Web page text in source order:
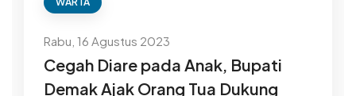
Rabu, 16 Agustus 2023
Cegah Diare pada Anak, Bupati
Demak Ajak Orang Tua Dukung